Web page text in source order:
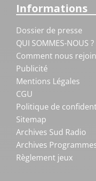
Informations
Dossier de presse
QUI SOMMES-NOUS ?
Comment nous
Publicité
Mentions Légales
CGU
Politique de
Sitemap
Archives Sud Radio
Archives
Règlement jeux